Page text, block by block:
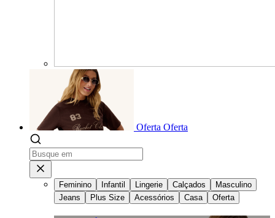
Oferta Oferta
Feminino Infantil Lingerie Calçados
Masculino
Jeans
Plus Size Acessórios Casa Oferta